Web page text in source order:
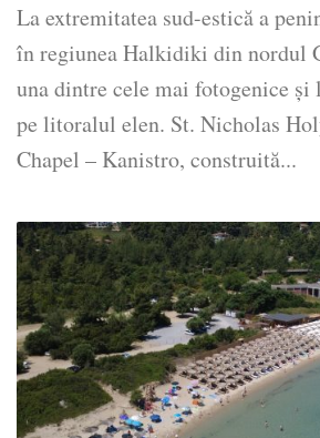
La extremitatea sud-estică a
în regiunea Halkidiki din nordul
una dintre cele mai fotogenice și
pe litoralul elen. St. Nicholas
Chapel – Kanistro, construită...